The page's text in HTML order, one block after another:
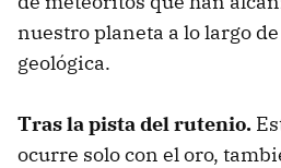
nuestro planeta a lo largo
geológica.
Tras la pista del rutenio.
ocurre solo con el oro,